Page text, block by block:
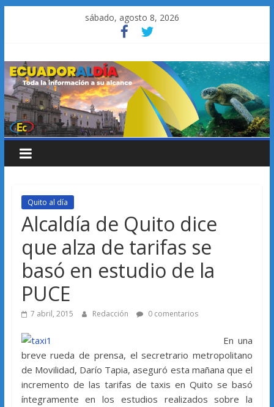
sábado, agosto 8, 2026
Quito al día
Alcaldía de Quito dice
que alza de tarifas se
basó en estudio de la
PUCE
7 abril, 2015 Redacción 0 comentarios
En una
breve rueda de prensa, el secretrario metropolitano
de Movilidad, Darío Tapia, aseguró esta mañana que el
incremento de las tarifas de taxis en Quito se basó
íntegramente en los estudios realizados sobre la